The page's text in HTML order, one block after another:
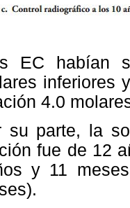
EC habían
inferiores
4.0
su parte, la
fue de 12
y 11